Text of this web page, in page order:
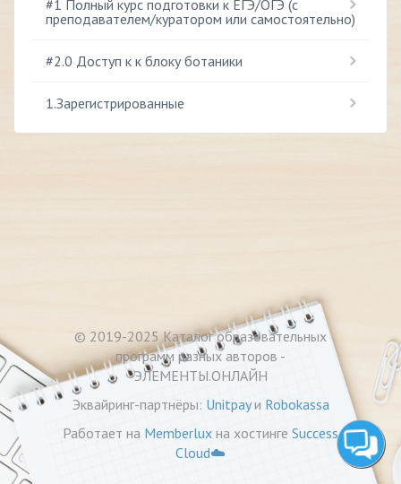
#1 Полный курс подготовки к ЕГЭ/ОГЭ (с
преподавателем/куратором или самостоятельно)
#2.0 Доступ к к блоку ботаники
1.Зарегистрированные
© 2019-2025Каталог образовательных
программ разных авторов -
ЭЛЕМЕНТЫ.ОНЛАЙН
Эквайринг-партнёры: Unitpayи Robokassa
Работает на Memberlux на хостинге Success
Cloud☁️